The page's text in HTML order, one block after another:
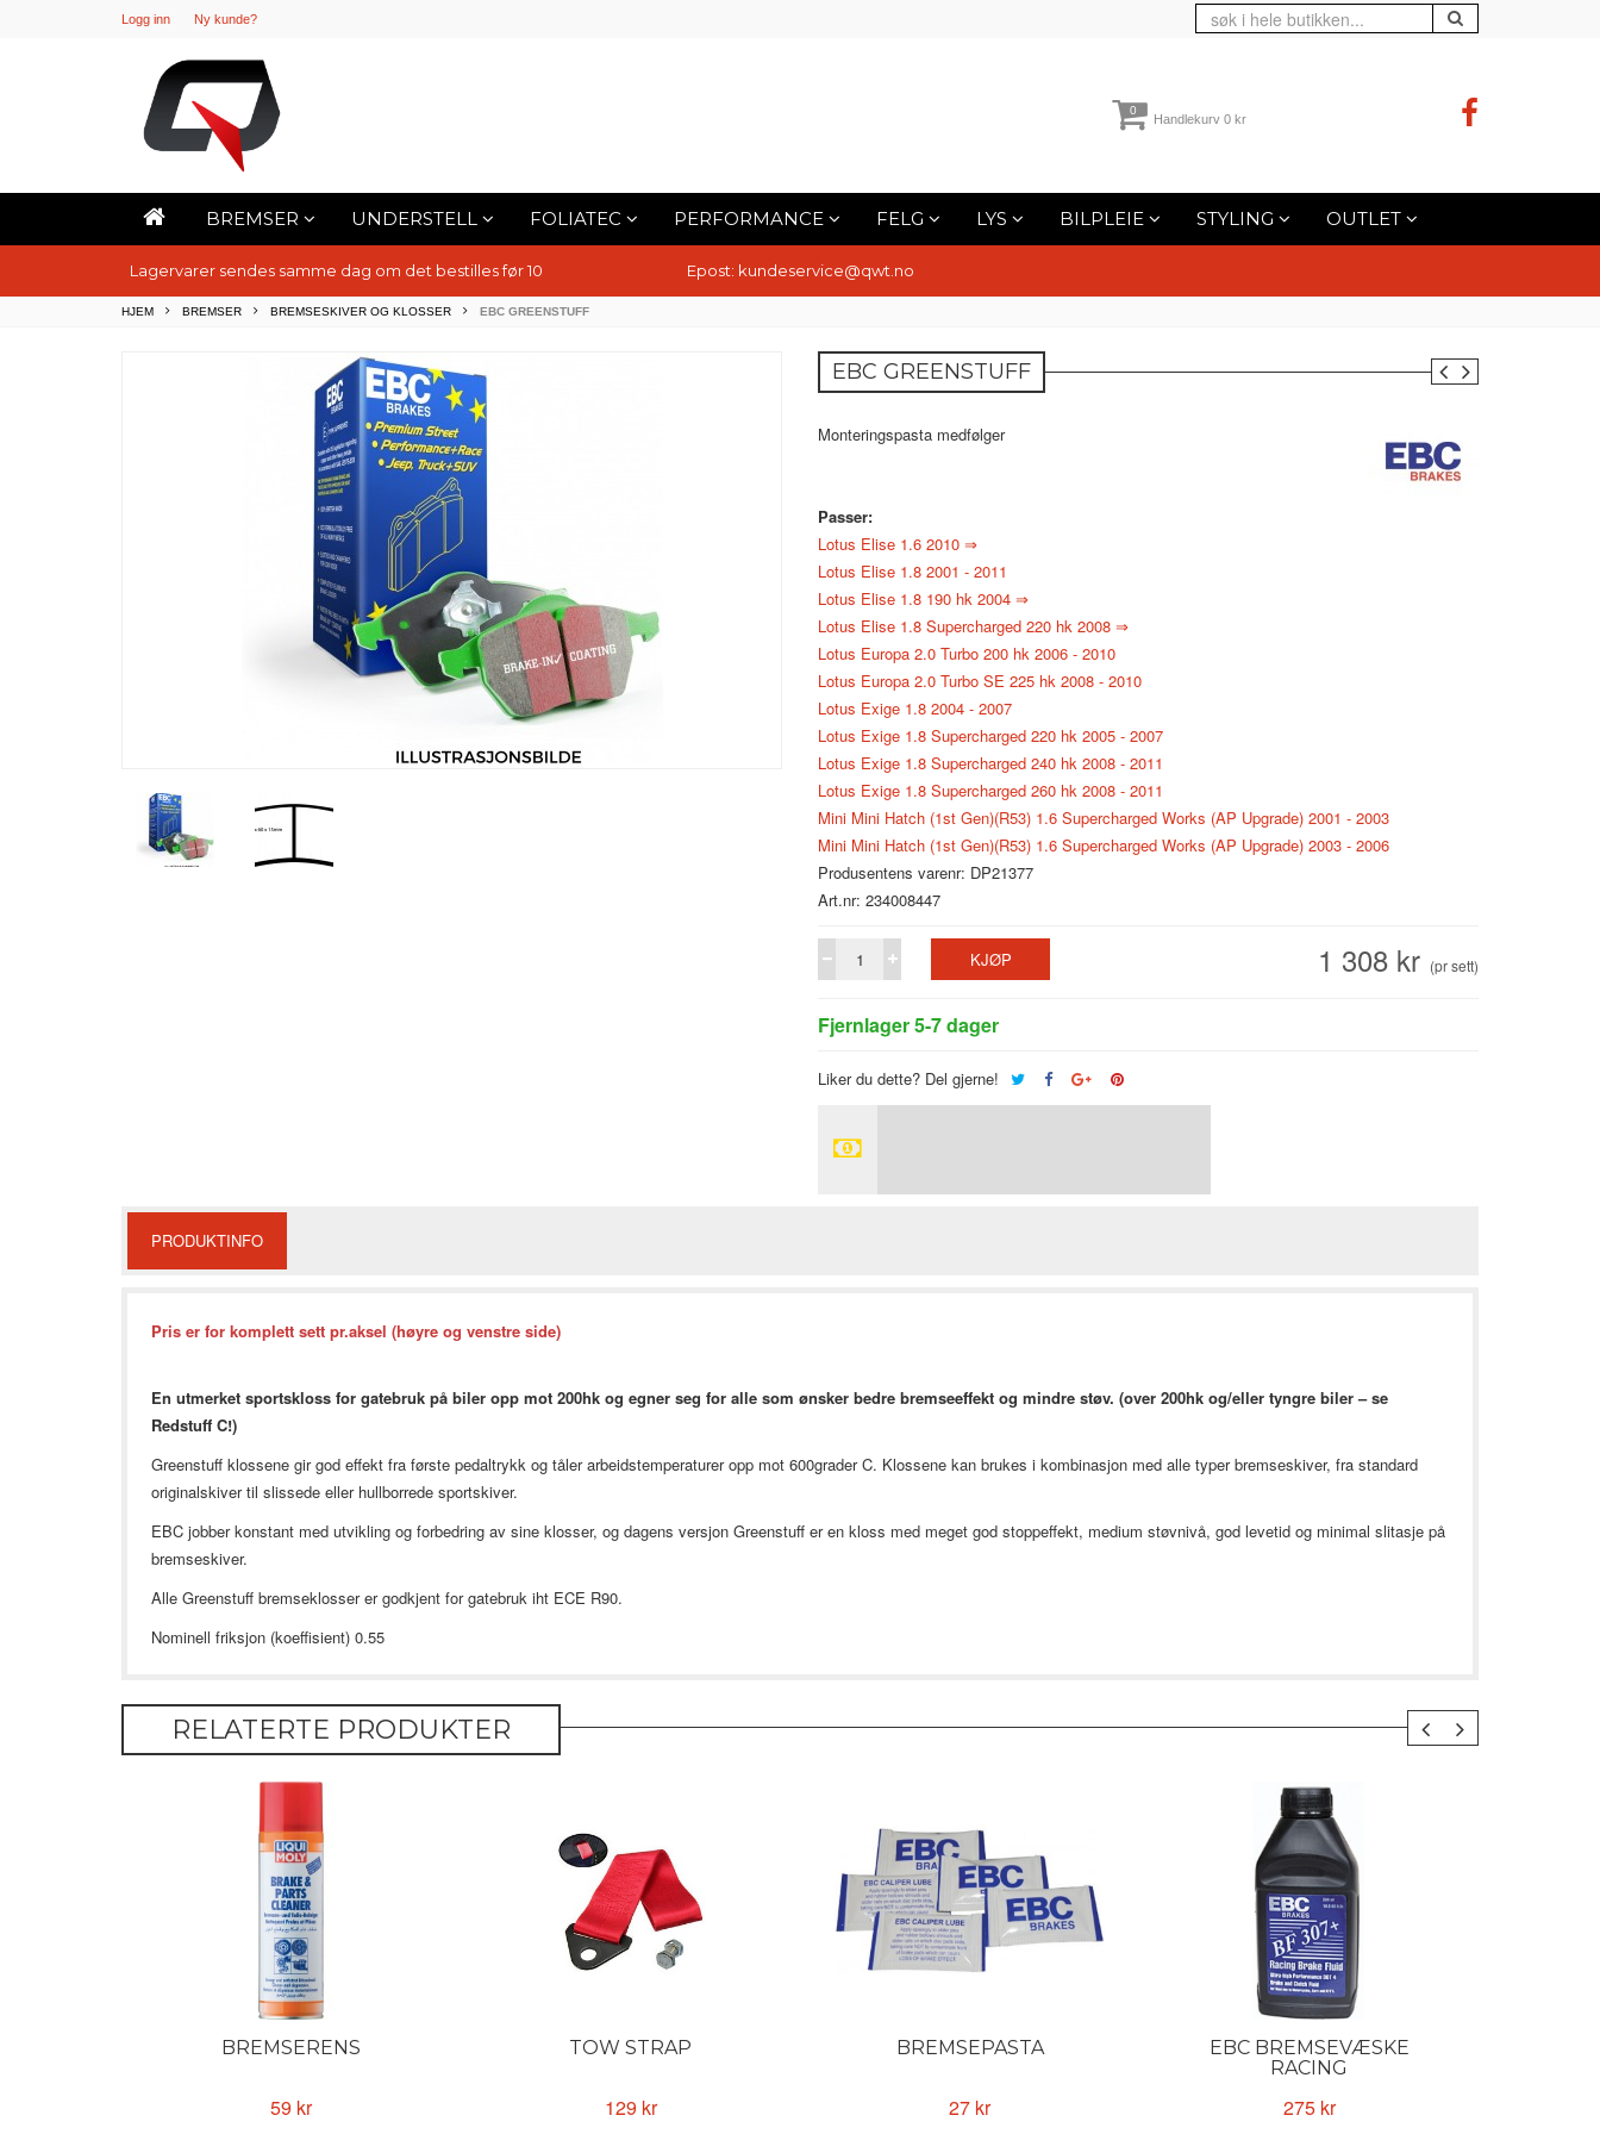
Logg inn Ny kunde?
0
Handlekurv 0 kr
BREMSER UNDERSTELL FOLIATEC PERFORMANCE FELG LYS BILPLEIE STYLING OUTLET
Lagervarer sendes samme dag om det bestilles før 10 Epost: kundeservice@qwt.no
HJEM BREMSER BREMSESKIVER OG KLOSSER EBC GREENSTUFF
EBC GREENSTUFF
Monteringspasta medfølger
Passer:
Lotus Elise 1.6 2010 ⇒
Lotus Elise 1.8 2001 - 2011
Lotus Elise 1.8 190 hk 2004 ⇒
Lotus Elise 1.8 Supercharged 220 hk 2008 ⇒
Lotus Europa 2.0 Turbo 200 hk 2006 - 2010
Lotus Europa 2.0 Turbo SE 225 hk 2008 - 2010
Lotus Exige 1.8 2004 - 2007
Lotus Exige 1.8 Supercharged 220 hk 2005 - 2007
Lotus Exige 1.8 Supercharged 240 hk 2008 - 2011
Lotus Exige 1.8 Supercharged 260 hk 2008 - 2011
Mini Mini Hatch (1st Gen)(R53) 1.6 Supercharged Works (AP Upgrade) 2001 - 2003
Mini Mini Hatch (1st Gen)(R53) 1.6 Supercharged Works (AP Upgrade) 2003 - 2006
Produsentens varenr: DP21377
Art.nr: 234008447
1 308 kr (pr sett)
KJØP
Fjernlager 5-7 dager
Liker du dette? Del gjerne!
PRODUKTINFO
Pris er for komplett sett pr.aksel (høyre og venstre side)
En utmerket sportskloss for gatebruk på biler opp mot 200hk og egner seg for alle som ønsker bedre bremseeffekt og mindre støv. (over 200hk og/eller tyngre biler – se
Redstuff C!)
Greenstuff klossene gir god effekt fra første pedaltrykk og tåler arbeidstemperaturer opp mot 600grader C. Klossene kan brukes i kombinasjon med alle typer bremseskiver, fra standard
originalskiver til slissede eller hullborrede sportskiver.
EBC jobber konstant med utvikling og forbedring av sine klosser, og dagens versjon Greenstuff er en kloss med meget god stoppeffekt, medium støvnivå, god levetid og minimal slitasje på
bremseskiver.
Alle Greenstuff bremseklosser er godkjent for gatebruk iht ECE R90.
Nominell friksjon (koeffisient) 0.55
RELATERTE PRODUKTER
BREMSERENS
59 kr
TOW STRAP
129 kr
BREMSEPASTA
27 kr
EBC BREMSEVÆSKE
RACING
275 kr